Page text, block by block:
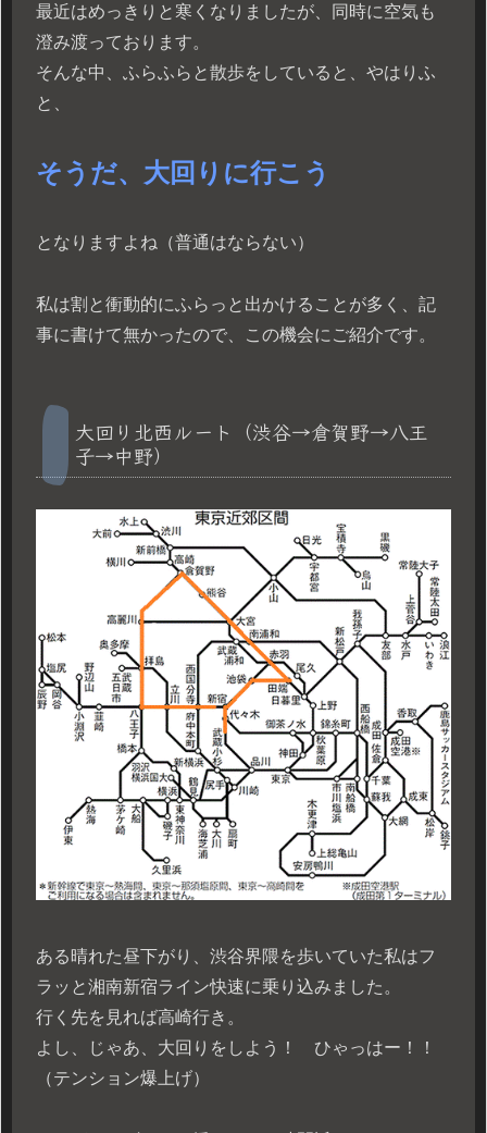
最近はめっきりと寒くなりましたが、同時に空気も
澄み渡っております。
そんな中、ふらふらと散歩をしていると、やはりふ
と、
そうだ、大回りに行こう
となりますよね（普通はならない）
私は割と衝動的にふらっと出かけることが多く、記
事に書けて無かったので、この機会にご紹介です。
大回り北西ルート（渋谷→倉賀野→八王
子→中野）
ある晴れた昼下がり、渋谷界隈を歩いていた私はフ
ラッと湘南新宿ライン快速に乗り込みました。
行く先を見れば高崎行き。
よし、じゃあ、大回りをしよう！ ひゃっはー！！
（テンション爆上げ）